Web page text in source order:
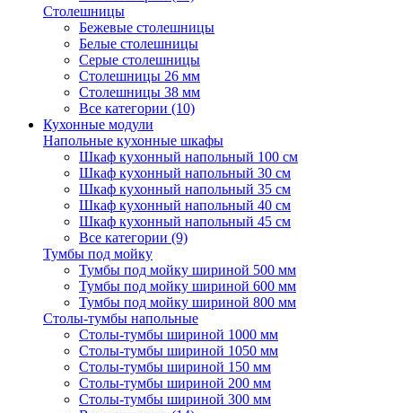
Столешницы
Бежевые столешницы
Белые столешницы
Серые столешницы
Столешницы 26 мм
Столешницы 38 мм
Все категории (10)
Кухонные модули
Напольные кухонные шкафы
Шкаф кухонный напольный 100 см
Шкаф кухонный напольный 30 см
Шкаф кухонный напольный 35 см
Шкаф кухонный напольный 40 см
Шкаф кухонный напольный 45 см
Все категории (9)
Тумбы под мойку
Тумбы под мойку шириной 500 мм
Тумбы под мойку шириной 600 мм
Тумбы под мойку шириной 800 мм
Столы-тумбы напольные
Столы-тумбы шириной 1000 мм
Столы-тумбы шириной 1050 мм
Столы-тумбы шириной 150 мм
Столы-тумбы шириной 200 мм
Столы-тумбы шириной 300 мм